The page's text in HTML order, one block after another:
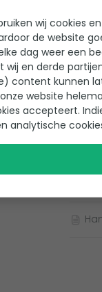
en
is
het
wij cookies
de website
dag weer een
wij en derde
content kunnen
website
accepteert.
analytische